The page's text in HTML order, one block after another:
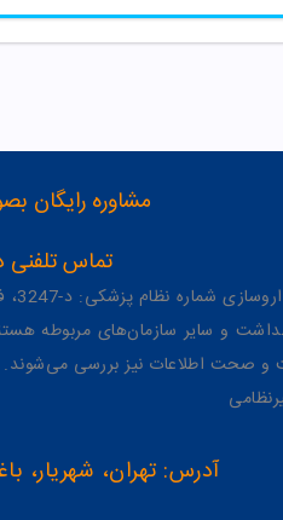
مشاوره رایگان بصورت چت
تماس تلفنی در روزهای
نظام پزشکی: د-3247، فعالیت می‌کند. (
و سایر سازمان‌های مربوطه
و صحت اطلاعات نیز بررسی می‌شوند.
آدرس: تهران، شهریار،